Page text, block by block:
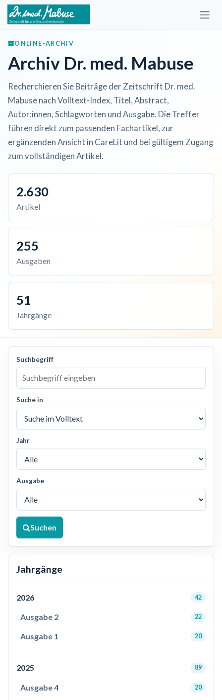
Zum Inhalt springen
ONLINE-ARCHIV
Archiv Dr. med. Mabuse
Recherchieren Sie Beiträge der Zeitschrift Dr. med.
Mabuse nach Volltext-Index, Titel, Abstract,
Autor:innen, Schlagworten und Ausgabe. Die Treffer
führen direkt zum passenden Fachartikel, zur
ergänzenden Ansicht in CareLit und bei gültigem Zugang
zum vollständigen Artikel.
2.630
Artikel
255
Ausgaben
51
Jahrgänge
Suchbegriff
Suche in
Jahr
Ausgabe
Suchen
Jahrgänge
2026 42
Ausgabe 2 22
Ausgabe 1 20
2025 89
Ausgabe 4 20